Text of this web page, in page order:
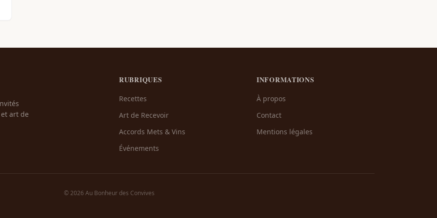
art de
RUBRIQUES
Recettes
Art de Recevoir
Accords Mets & Vins
Événements
INFORMATIONS
À propos
Contact
Mentions légales
© 2026 Au Bonheur des Convives